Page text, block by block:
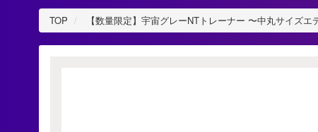
TOP 【数量限定】宇宙グレーNTトレーナー 〜中丸サイズエ